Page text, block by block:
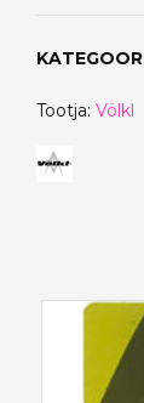
Tootja: Völkl